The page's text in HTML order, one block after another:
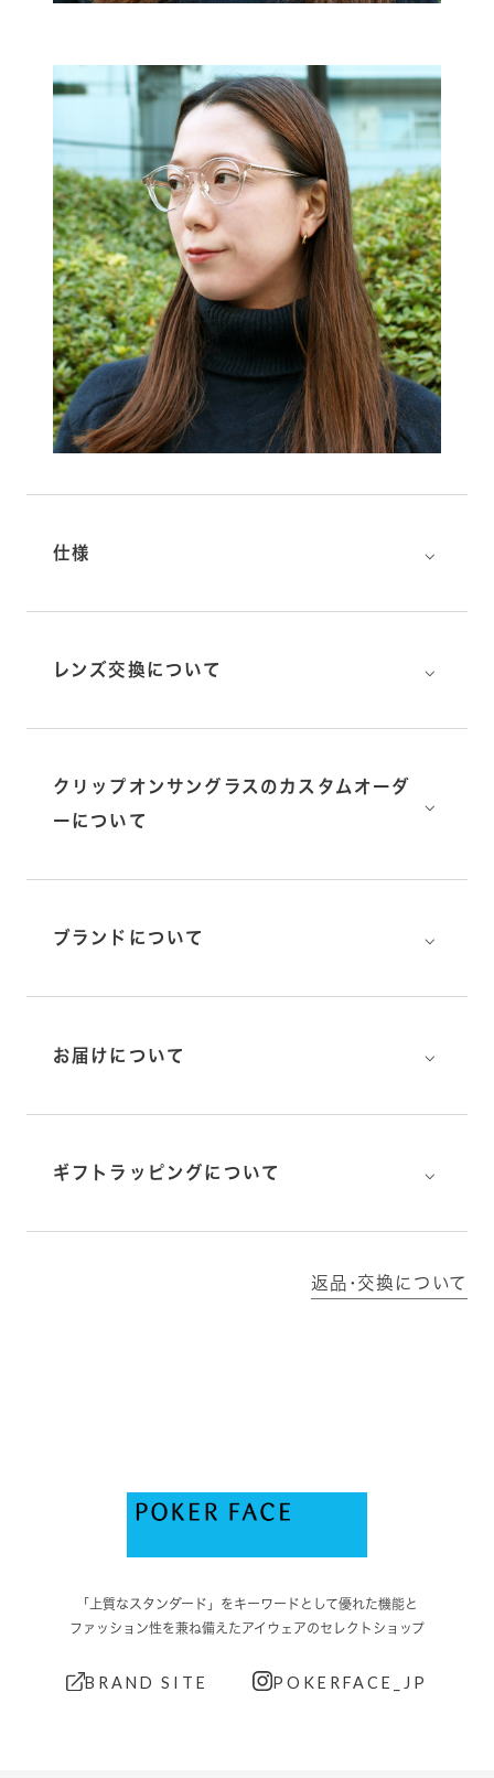
仕様 ⌵
レンズ交換について ⌵
クリップオンサングラスのカスタムオーダ
ーについて
⌵
ブランドについて ⌵
お届けについて ⌵
ギフトラッピングについて ⌵
返品･交換について
「上質なスタンダード」をキーワードとして優れた機能と
ファッション性を兼ね備えたアイウェアのセレクトショップ
BRAND SITE POKERFACE_JP